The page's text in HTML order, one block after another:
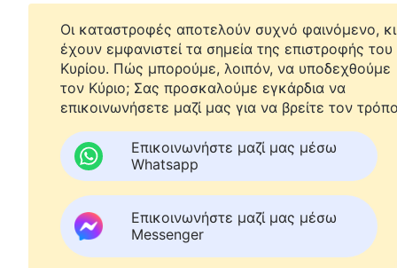
Για να διασφαλίσουν την απόλυτη επιτυχία του
των ανθρώπων και έχουν αρχίσει να κάνουν το παν
ενσαρκωμένος Θεός είναι παρών στο πεδίο της
ενσάρκωση, εκεί είναι που εξολοθρεύεται ο
εκμηδενιστεί από το χέρι του Θεού. Ο Θεός δεν θα
ωριμάζει, αποδεικνύεται ότι ο μεγάλος κόκκινος
οφθαλμοφανέστατο στον άνθρωπο. Η ωρίμανση του
Από το "Ο Λόγος", τόμ. 1: "Η εμφάνιση και το έργο του
Οι καταστροφές αποτελούν συχνό φαινόμενο, κι
έχουν εμφανιστεί τα σημεία της επιστροφής του
Κυρίου. Πώς μπορούμε, λοιπόν, να υποδεχθούμε
τον Κύριο; Σας προσκαλούμε εγκάρδια να
επικοινωνήσετε μαζί μας για να βρείτε τον
Επικοινωνήστε μαζί μας μέσω
Whatsapp
Επικοινωνήστε μαζί μας μέσω
Messenger